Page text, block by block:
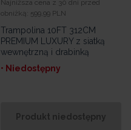
Najniższa cena z 30 dni przed
obniżką: 599,99 PLN
Trampolina 10FT 312CM
PREMIUM LUXURY z siatką
wewnętrzną i drabinką
• Niedostępny
Produkt niedostępny